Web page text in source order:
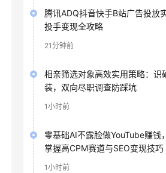
腾讯ADQ抖音快手B站广告投放
投手变现全攻略
21分钟前
相亲筛选对象高效实用策略：识
装，双向尽职调查防踩坑
1小时前
零基础AI不露脸做YouTube赚钱
掌握高CPM赛道与SEO变现技巧
1小时前